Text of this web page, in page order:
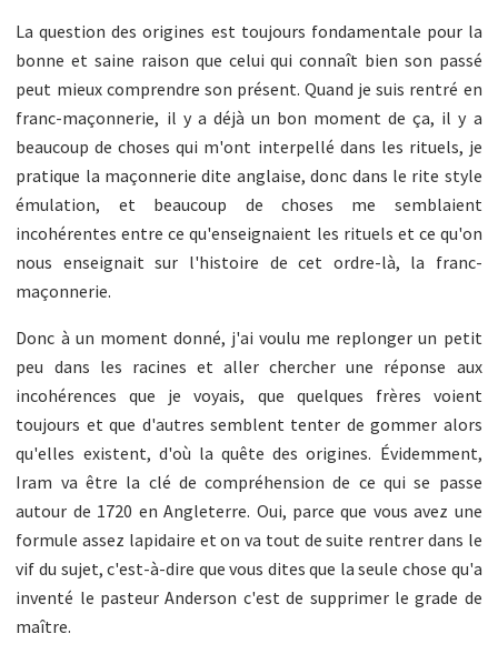
La question des origines est toujours fondamentale pour la
bonne et saine raison que celui qui connaît bien son passé
peut mieux comprendre son présent. Quand je suis rentré en
franc-maçonnerie, il y a déjà un bon moment de ça, il y a
beaucoup de choses qui m'ont interpellé dans les rituels, je
pratique la maçonnerie dite anglaise, donc dans le rite style
émulation, et beaucoup de choses me semblaient
incohérentes entre ce qu'enseignaient les rituels et ce qu'on
nous enseignait sur l'histoire de cet ordre-là, la franc-
maçonnerie.
Donc à un moment donné, j'ai voulu me replonger un petit
peu dans les racines et aller chercher une réponse aux
incohérences que je voyais, que quelques frères voient
toujours et que d'autres semblent tenter de gommer alors
qu'elles existent, d'où la quête des origines. Évidemment,
Iram va être la clé de compréhension de ce qui se passe
autour de 1720 en Angleterre. Oui, parce que vous avez une
formule assez lapidaire et on va tout de suite rentrer dans le
vif du sujet, c'est-à-dire que vous dites que la seule chose qu'a
inventé le pasteur Anderson c'est de supprimer le grade de
maître.